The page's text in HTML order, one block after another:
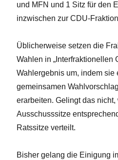
und MFN und 1 Sitz für den
inzwischen zur CDU-
Üblicherweise setzen die
Wahlen in „Interfraktionellen
Wahlergebnis um, indem
gemeinsamen
erarbeiten. Gelingt das
Ausschusssitze
Ratssitze verteilt.
Bisher gelang die Einigung